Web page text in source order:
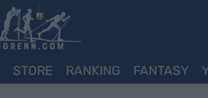
STORE RANKING FANTASY